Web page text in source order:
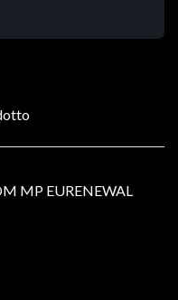
MP EURENEWAL